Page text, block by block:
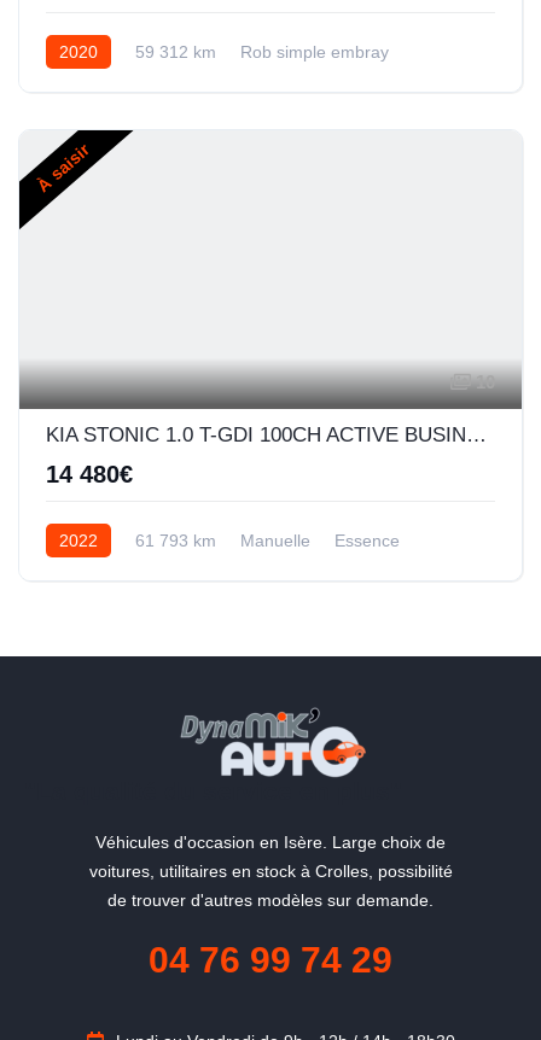
2020 59 312 km
Rob simple embray
À saisir
10
KIA STONIC 1.0 T-GDI 100CH ACTIVE BUSINESS
14 480€
2022 61 793 km Manuelle Essence
Véhicules d'occasion en Isère. Large choix de
voitures, utilitaires en stock à Crolles, possibilité
de trouver d'autres modèles sur demande.
04 76 99 74 29